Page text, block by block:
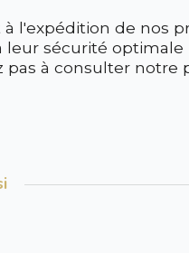
l'expédition de nos
sécurité
à consulter notre